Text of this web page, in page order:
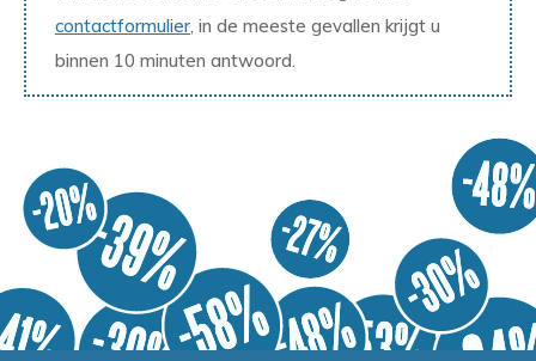
contactformulier, in de meeste gevallen krijgt u
binnen 10 minuten antwoord.